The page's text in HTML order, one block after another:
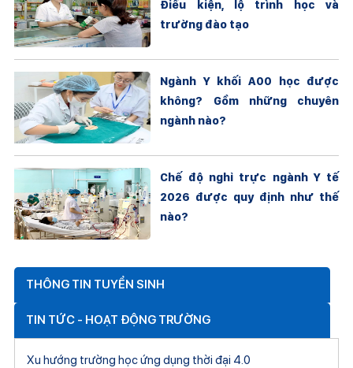
Điều kiện, lộ trình học và
trường đào tạo
Ngành Y khối A00 học được
không? Gồm những chuyên
ngành nào?
Chế độ nghỉ trực ngành Y tế
2026 được quy định như thế
nào?
THÔNG TIN TUYỂN SINH
TIN TỨC - HOẠT ĐỘNG TRƯỜNG
Xu hướng trường học ứng dụng thời đại 4.0